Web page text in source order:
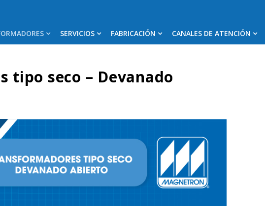
SERVICIOS FABRICACIÓN CANALES DE ATENCIÓN
tipo seco – Devanado